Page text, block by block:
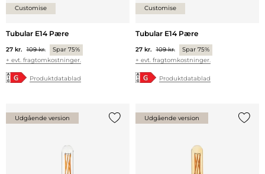
Customise
Tubular E14 Pære
27 kr. 109 kr.
Spar 75%
+ evt. fragtomkostninger.
Produktdatablad
Customise
Tubular E14 Pære
27 kr. 109 kr.
Spar 75%
+ evt. fragtomkostninger.
Produktdatablad
Udgående version Udgående version